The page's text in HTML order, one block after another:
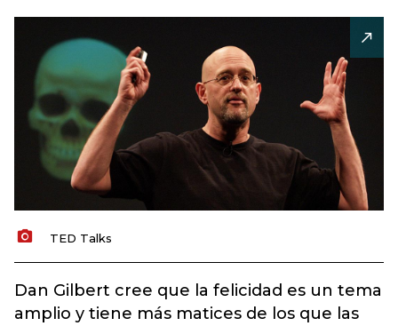
TED Talks
Dan Gilbert cree que la felicidad es un tema
amplio y tiene más matices de los que las